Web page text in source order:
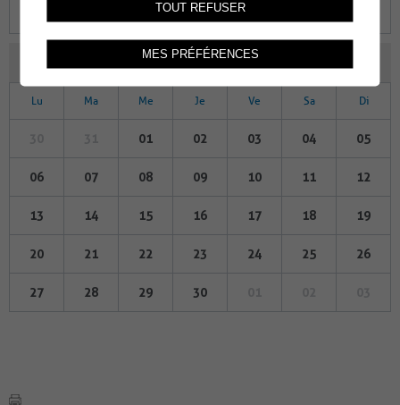
02
NOVEMBRE 2023
Lu Ma Me Je Ve Sa Di
01 02 03 04 05
06 07 08 09 10 11 12
13 14 15 16 17 18 19
20 21 22 23 24 25 26
27 28 29 30
TOUT REFUSER
MES PRÉFÉRENCES